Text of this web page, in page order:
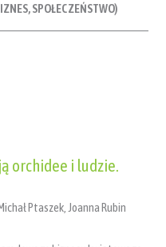
SPOŁECZEŃSTWO)
orchidee i ludzie.
Ptaszek, Joanna Rubin